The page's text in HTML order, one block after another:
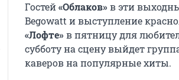
Гостей«Облаков»в эти
Begowatt и выступление
«Лофте»в пятницу для
субботу на сцену выйдет
каверов на популярные хиты.